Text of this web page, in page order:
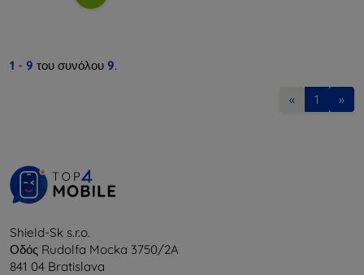
1 - 9 του συνόλου 9.
« 1 »
Shield-Sk s.r.o.
Οδός Rudolfa Mocka 3750/2A
841 04 Bratislava